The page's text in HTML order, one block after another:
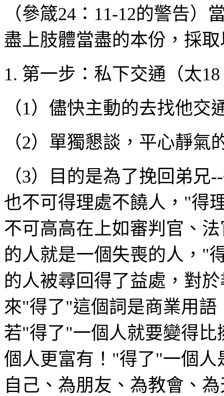
（參箴24 ： 11-12的警告）
盡上肢體當盡的本份，採
1. 第一步：私下交通（太18
（1）儘快主動的去找他交
（2）單獨懇談，平心靜氣
（3）目的是為了挽回弟兄--
也不可得理處不饒人， "得
不可高高在上如審判官、
的人就是一個失喪的人， "
的人被尋回得了益處，對
來"得了"這個詞是商業用
若"得了"一個人就要變得
個人更富有！ "得了"一個人
自己、為朋友、為教會、